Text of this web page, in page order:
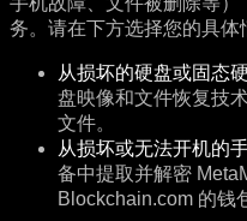
务。请在下方选择您的具体
从损坏的硬盘或固态
盘映像和文件恢复技
文件。
从损坏或无法开机的
备中提取并解密
Blockchain.com 的钱